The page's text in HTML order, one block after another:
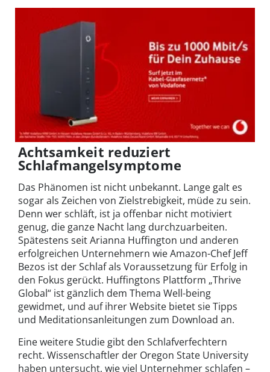
Achtsamkeit reduziert
Schlafmangelsymptome
Das Phänomen ist nicht unbekannt. Lange galt es
sogar als Zeichen von Zielstrebigkeit, müde zu sein.
Denn wer schläft, ist ja offenbar nicht motiviert
genug, die ganze Nacht lang durchzuarbeiten.
Spätestens seit Arianna Huffington und anderen
erfolgreichen Unternehmern wie Amazon-Chef Jeff
Bezos ist der Schlaf als Voraussetzung für Erfolg in
den Fokus gerückt. Huffingtons Plattform „Thrive
Global“ ist gänzlich dem Thema Well-being
gewidmet, und auf ihrer Website bietet sie Tipps
und Meditationsanleitungen zum Download an.
Eine weitere Studie gibt den Schlafverfechtern
recht. Wissenschaftler der Oregon State University
haben untersucht, wie viel Unternehmer schlafen –